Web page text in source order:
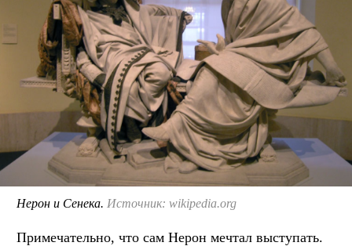
Нерон и Сенека. Источник: wikipedia.org
Примечательно, что сам Нерон мечтал выступать.